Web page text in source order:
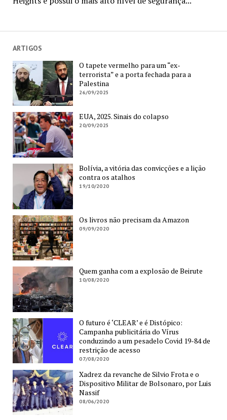
ARTIGOS
O tapete vermelho para um “ex-
terrorista” e a porta fechada para a
Palestina
26/09/2025
EUA, 2025. Sinais do colapso
20/09/2025
Bolívia, a vitória das convicções e a lição
contra os atalhos
19/10/2020
Os livros não precisam da Amazon
09/09/2020
Quem ganha com a explosão de Beirute
10/08/2020
O futuro é ‘CLEAR’ e é Distópico:
Campanha publicitária do Vírus
conduzindo a um pesadelo Covid 19-84 de
restrição de acesso
07/08/2020
Xadrez da revanche de Silvio Frota e o
Dispositivo Militar de Bolsonaro, por Luis
Nassif
08/06/2020